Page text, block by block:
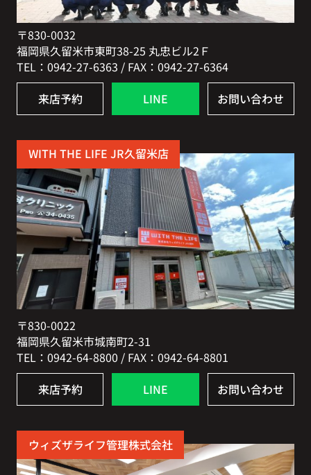
〒830-0032
福岡県久留米市東町38-25 丸忠ビル2Ｆ
TEL：0942-27-6363 / FAX：0942-27-6364
来店予約 LINE お問い合わせ
WITH THE LIFE JR久留米店
〒830-0022
福岡県久留米市城南町2-31
TEL：0942-64-8800 / FAX：0942-64-8801
来店予約 LINE お問い合わせ
ウィズザライフ管理株式会社